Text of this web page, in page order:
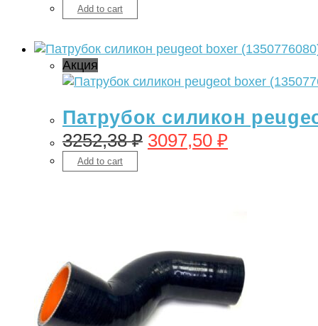
Add to cart
Акция
Патрубок силикон
3252,38₽ 3097,50 ₽
Add to cart